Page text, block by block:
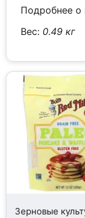
Подробнее о
Вес: 0.49 кг
Зерновые